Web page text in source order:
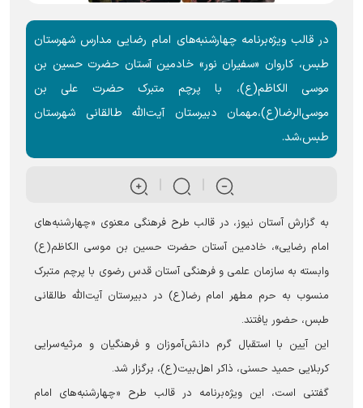
در قالب ویژه‌برنامه‌ چهارشنبه‌های امام رضایی مدارس شهرستان
طبس، کاروان «سفیران نور» خادمین آستان حضرت حسین بن
موسی الکاظم(ع)، با پرچم متبرک حضرت علی بن
موسی‌الرضا(ع)،مهمان دبیرستان آیت‌الله طالقانی شهرستان
طبس،شد.
به گزارش آستان نیوز، در قالب طرح فرهنگی معنوی «چهارشنبه‌های
امام رضایی»، خادمین آستان حضرت حسین بن موسی الکاظم(ع)
وابسته به سازمان علمی و فرهنگی آستان قدس رضوی با پرچم متبرک
منسوب به حرم مطهر امام رضا(ع) در دبیرستان آیت‌الله طالقانی
طبس، حضور یافتند.
این آیین با استقبال گرم دانش‌آموزان و فرهنگیان و مرثیه‌سرایی
کربلایی حمید حسنی، ذاکر اهل‌بیت(ع)، برگزار شد.
گفتنی است، این ویژه‌برنامه در قالب طرح «چهارشنبه‌های امام